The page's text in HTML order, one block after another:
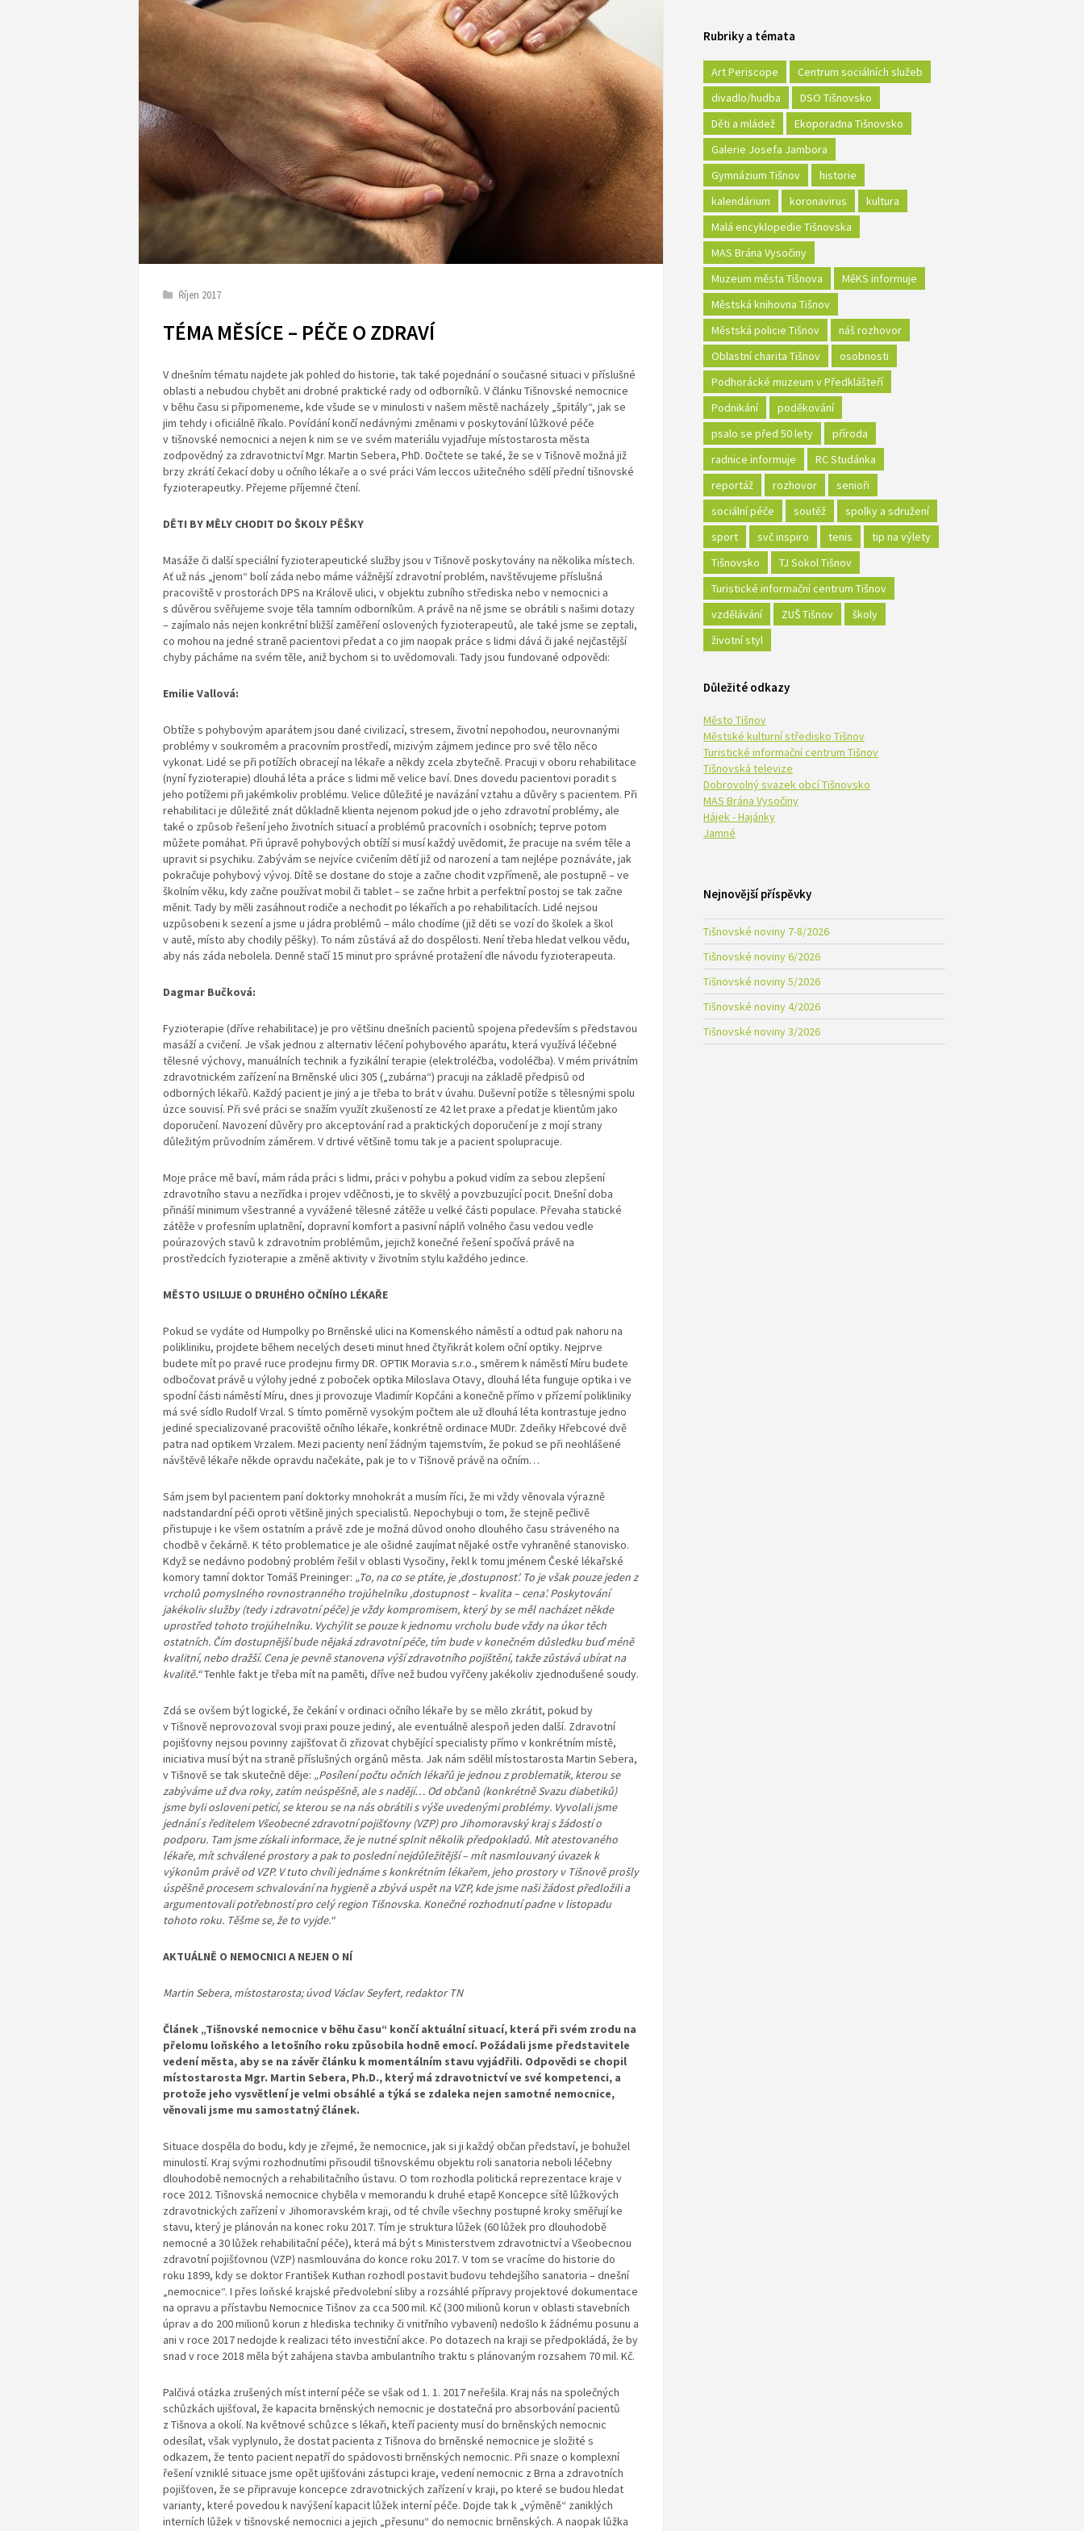
Říjen 2017
TÉMA MĚSÍCE – PÉČE O ZDRAVÍ
V dnešním tématu najdete jak pohled do historie, tak také pojednání o současné situaci v příslušné
oblasti a nebudou chybět ani drobné praktické rady od odborníků. V článku Tišnovské nemocnice
v běhu času si připomeneme, kde všude se v minulosti v našem městě nacházely „špitály“, jak se
jim tehdy i oficiálně říkalo. Povídání končí nedávnými změnami v poskytování lůžkové péče
v tišnovské nemocnici a nejen k nim se ve svém materiálu vyjadřuje místostarosta města
zodpovědný za zdravotnictví Mgr. Martin Sebera, PhD. Dočtete se také, že se v Tišnově možná již
brzy zkrátí čekací doby u očního lékaře a o své práci Vám leccos užitečného sdělí přední tišnovské
fyzioterapeutky. Přejeme příjemné čtení.
DĚTI BY MĚLY CHODIT DO ŠKOLY PĚŠKY
Masáže či další speciální fyzioterapeutické služby jsou v Tišnově poskytovány na několika místech.
Ať už nás „jenom“ bolí záda nebo máme vážnější zdravotní problém, navštěvujeme příslušná
pracoviště v prostorách DPS na Králově ulici, v objektu zubního střediska nebo v nemocnici a
s důvěrou svěřujeme svoje těla tamním odborníkům. A právě na ně jsme se obrátili s našimi dotazy
– zajímalo nás nejen konkrétní bližší zaměření oslovených fyzioterapeutů, ale také jsme se zeptali,
co mohou na jedné straně pacientovi předat a co jim naopak práce s lidmi dává či jaké nejčastější
chyby pácháme na svém těle, aniž bychom si to uvědomovali. Tady jsou fundované odpovědi:
Emilie Vallová:
Obtíže s pohybovým aparátem jsou dané civilizací, stresem, životní nepohodou, neurovnanými
problémy v soukromém a pracovním prostředí, mizivým zájmem jedince pro své tělo něco
vykonat. Lidé se při potížích obracejí na lékaře a někdy zcela zbytečně. Pracuji v oboru rehabilitace
(nyní fyzioterapie) dlouhá léta a práce s lidmi mě velice baví. Dnes dovedu pacientovi poradit s
jeho potížemi při jakémkoliv problému. Velice důležité je navázání vztahu a důvěry s pacientem. Při
rehabilitaci je důležité znát důkladně klienta nejenom pokud jde o jeho zdravotní problémy, ale
také o způsob řešení jeho životních situací a problémů pracovních i osobních; teprve potom
můžete pomáhat. Při úpravě pohybových obtíží si musí každý uvědomit, že pracuje na svém těle a
upravit si psychiku. Zabývám se nejvíce cvičením dětí již od narození a tam nejlépe poznáváte, jak
pokračuje pohybový vývoj. Dítě se dostane do stoje a začne chodit vzpřímeně, ale postupně – ve
školním věku, kdy začne používat mobil či tablet – se začne hrbit a perfektní postoj se tak začne
měnit. Tady by měli zasáhnout rodiče a nechodit po lékařích a po rehabilitacích. Lidé nejsou
uzpůsobeni k sezení a jsme u jádra problémů – málo chodíme (již děti se vozí do školek a škol
v autě, místo aby chodily pěšky). To nám zůstává až do dospělosti. Není třeba hledat velkou vědu,
aby nás záda nebolela. Denně stačí 15 minut pro správné protažení dle návodu fyzioterapeuta.
Dagmar Bučková:
Fyzioterapie (dříve rehabilitace) je pro většinu dnešních pacientů spojena především s představou
masáží a cvičení. Je však jednou z alternativ léčení pohybového aparátu, která využívá léčebné
tělesné výchovy, manuálních technik a fyzikální terapie (elektroléčba, vodoléčba). V mém privátním
zdravotnickém zařízení na Brněnské ulici 305 („zubárna“) pracuji na základě předpisů od
odborných lékařů. Každý pacient je jiný a je třeba to brát v úvahu. Duševní potíže s tělesnými spolu
úzce souvisí. Při své práci se snažím využít zkušeností ze 42 let praxe a předat je klientům jako
doporučení. Navození důvěry pro akceptování rad a praktických doporučení je z mojí strany
důležitým průvodním záměrem. V drtivé většině tomu tak je a pacient spolupracuje.
Moje práce mě baví, mám ráda práci s lidmi, práci v pohybu a pokud vidím za sebou zlepšení
zdravotního stavu a nezřídka i projev vděčnosti, je to skvělý a povzbuzující pocit. Dnešní doba
přináší minimum všestranné a vyvážené tělesné zátěže u velké části populace. Převaha statické
zátěže v profesním uplatnění, dopravní komfort a pasivní náplň volného času vedou vedle
poúrazových stavů k zdravotním problémům, jejichž konečné řešení spočívá právě na
prostředcích fyzioterapie a změně aktivity v životním stylu každého jedince.
MĚSTO USILUJE O DRUHÉHO OČNÍHO LÉKAŘE
Pokud se vydáte od Humpolky po Brněnské ulici na Komenského náměstí a odtud pak nahoru na
polikliniku, projdete během necelých deseti minut hned čtyřikrát kolem oční optiky. Nejprve
budete mít po pravé ruce prodejnu firmy DR. OPTIK Moravia s.r.o., směrem k náměstí Míru budete
odbočovat právě u výlohy jedné z poboček optika Miloslava Otavy, dlouhá léta funguje optika i ve
spodní části náměstí Míru, dnes ji provozuje Vladimír Kopčáni a konečně přímo v přízemí polikliniky
má své sídlo Rudolf Vrzal. S tímto poměrně vysokým počtem ale už dlouhá léta kontrastuje jedno
jediné specializované pracoviště očního lékaře, konkrétně ordinace MUDr. Zdeňky Hřebcové dvě
patra nad optikem Vrzalem. Mezi pacienty není žádným tajemstvím, že pokud se při neohlášené
návštěvě lékaře někde opravdu načekáte, pak je to v Tišnově právě na očním…
Sám jsem byl pacientem paní doktorky mnohokrát a musím říci, že mi vždy věnovala výrazně
nadstandardní péči oproti většině jiných specialistů. Nepochybuji o tom, že stejně pečlivě
přistupuje i ke všem ostatním a právě zde je možná důvod onoho dlouhého času stráveného na
chodbě v čekárně. K této problematice je ale ošidné zaujímat nějaké ostře vyhraněné stanovisko.
Když se nedávno podobný problém řešil v oblasti Vysočiny, řekl k tomu jménem České lékařské
komory tamní doktor Tomáš Preininger: „To, na co se ptáte, je ,dostupnost’. To je však pouze jeden z
vrcholů pomyslného rovnostranného trojúhelníku ,dostupnost – kvalita – cena’. Poskytování
jakékoliv služby (tedy i zdravotní péče) je vždy kompromisem, který by se měl nacházet někde
uprostřed tohoto trojúhelníku. Vychýlit se pouze k jednomu vrcholu bude vždy na úkor těch
ostatních. Čím dostupnější bude nějaká zdravotní péče, tím bude v konečném důsledku buď méně
kvalitní, nebo dražší. Cena je pevně stanovena výší zdravotního pojištění, takže zůstává ubírat na
kvalitě.“Tenhle fakt je třeba mít na paměti, dříve než budou vyřčeny jakékoliv zjednodušené soudy.
Zdá se ovšem být logické, že čekání v ordinaci očního lékaře by se mělo zkrátit, pokud by
v Tišnově neprovozoval svoji praxi pouze jediný, ale eventuálně alespoň jeden další. Zdravotní
pojišťovny nejsou povinny zajišťovat či zřizovat chybějící specialisty přímo v konkrétním místě,
iniciativa musí být na straně příslušných orgánů města. Jak nám sdělil místostarosta Martin Sebera,
v Tišnově se tak skutečně děje: „Posílení počtu očních lékařů je jednou z problematik, kterou se
zabýváme už dva roky, zatím neúspěšně, ale s nadějí… Od občanů (konkrétně Svazu diabetiků)
jsme byli osloveni peticí, se kterou se na nás obrátili s výše uvedenými problémy. Vyvolali jsme
jednání s ředitelem Všeobecné zdravotní pojišťovny (VZP) pro Jihomoravský kraj s žádostí o
podporu. Tam jsme získali informace, že je nutné splnit několik předpokladů. Mít atestovaného
lékaře, mít schválené prostory a pak to poslední nejdůležitější – mít nasmlouvaný úvazek k
výkonům právě od VZP. V tuto chvíli jednáme s konkrétním lékařem, jeho prostory v Tišnově prošly
úspěšně procesem schvalování na hygieně a zbývá uspět na VZP, kde jsme naši žádost předložili a
argumentovali potřebností pro celý region Tišnovska. Konečné rozhodnutí padne v listopadu
tohoto roku. Těšme se, že to vyjde.“
AKTUÁLNĚ O NEMOCNICI A NEJEN O NÍ
Martin Sebera, místostarosta; úvod Václav Seyfert, redaktor TN
Článek „Tišnovské nemocnice v běhu času“ končí aktuální situací, která při svém zrodu na
přelomu loňského a letošního roku způsobila hodně emocí. Požádali jsme představitele
vedení města, aby se na závěr článku k momentálním stavu vyjádřili. Odpovědi se chopil
místostarosta Mgr. Martin Sebera, Ph.D., který má zdravotnictví ve své kompetenci, a
protože jeho vysvětlení je velmi obsáhlé a týká se zdaleka nejen samotné nemocnice,
věnovali jsme mu samostatný článek.
Situace dospěla do bodu, kdy je zřejmé, že nemocnice, jak si ji každý občan představí, je bohužel
minulostí. Kraj svými rozhodnutími přisoudil tišnovskému objektu roli sanatoria neboli léčebny
dlouhodobě nemocných a rehabilitačního ústavu. O tom rozhodla politická reprezentace kraje v
roce 2012. Tišnovská nemocnice chyběla v memorandu k druhé etapě Koncepce sítě lůžkových
zdravotnických zařízení v Jihomoravském kraji, od té chvíle všechny postupné kroky směřují ke
stavu, který je plánován na konec roku 2017. Tím je struktura lůžek (60 lůžek pro dlouhodobě
nemocné a 30 lůžek rehabilitační péče), která má být s Ministerstvem zdravotnictví a Všeobecnou
zdravotní pojišťovnou (VZP) nasmlouvána do konce roku 2017. V tom se vracíme do historie do
roku 1899, kdy se doktor František Kuthan rozhodl postavit budovu tehdejšího sanatoria – dnešní
„nemocnice“. I přes loňské krajské předvolební sliby a rozsáhlé přípravy projektové dokumentace
na opravu a přístavbu Nemocnice Tišnov za cca 500 mil. Kč (300 milionů korun v oblasti stavebních
úprav a do 200 milionů korun z hlediska techniky či vnitřního vybavení) nedošlo k žádnému posunu a
ani v roce 2017 nedojde k realizaci této investiční akce. Po dotazech na kraji se předpokládá, že by
snad v roce 2018 měla být zahájena stavba ambulantního traktu s plánovaným rozsahem 70 mil. Kč.
Palčivá otázka zrušených míst interní péče se však od 1. 1. 2017 neřešila. Kraj nás na společných
schůzkách ujišťoval, že kapacita brněnských nemocnic je dostatečná pro absorbování pacientů
z Tišnova a okolí. Na květnové schůzce s lékaři, kteří pacienty musí do brněnských nemocnic
odesílat, však vyplynulo, že dostat pacienta z Tišnova do brněnské nemocnice je složité s
odkazem, že tento pacient nepatří do spádovosti brněnských nemocnic. Při snaze o komplexní
řešení vzniklé situace jsme opět ujišťováni zástupci kraje, vedení nemocnic z Brna a zdravotních
pojišťoven, že se připravuje koncepce zdravotnických zařízení v kraji, po které se budou hledat
varianty, které povedou k navýšení kapacit lůžek interní péče. Dojde tak k „výměně“ zaniklých
interních lůžek v tišnovské nemocnici a jejich „přesunu“ do nemocnic brněnských. A naopak lůžka
Rubriky a témata
Art Periscope
Centrum sociálních služeb
divadlo/hudba
DSO Tišnovsko
Děti a mládež
Ekoporadna Tišnovsko
Galerie Josefa Jambora
Gymnázium Tišnov
historie
kalendárium
koronavirus
kultura
Malá encyklopedie Tišnovska
MAS Brána Vysočiny
Muzeum města Tišnova
MěKS informuje
Městská knihovna Tišnov
Městská policie Tišnov
náš rozhovor
Oblastní charita Tišnov
osobnosti
Podhorácké muzeum v Předklášteří
Podnikání
poděkování
psalo se před 50 lety
příroda
radnice informuje
RC Studánka
reportáž
rozhovor
senioři
sociální péče
soutěž
spolky a sdružení
sport
svč inspiro tenis
tip na výlety
Tišnovsko
TJ Sokol Tišnov
Turistické informační centrum Tišnov
vzdělávání
ZUŠ Tišnov
školy
životní styl
Důležité odkazy
Město Tišnov
Městské kulturní středisko Tišnov
Turistické informační centrum Tišnov
Tišnovská televize
Dobrovolný svazek obcí Tišnovsko
MAS Brána Vysočiny
Hájek - Hajánky
Jamné
Nejnovější příspěvky
Tišnovské noviny 7-8/2026
Tišnovské noviny 6/2026
Tišnovské noviny 5/2026
Tišnovské noviny 4/2026
Tišnovské noviny 3/2026